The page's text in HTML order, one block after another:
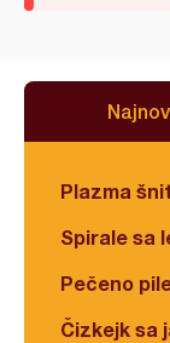
Plazma
Spirale sa
Pečeno
Čizkejk sa